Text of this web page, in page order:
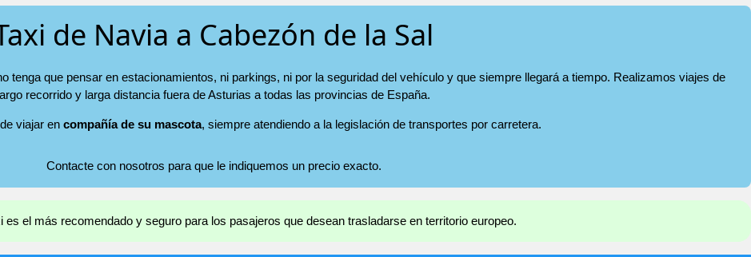
de Navia a Cabezón de la Sal
tenga que pensar en estacionamientos, ni parkings, ni por la seguridad del vehículo y que siempre llegará a tiempo. Realizamos viajes de
recorrido y larga distancia fuera de Asturias a todas las provincias de España.
viajar en compañía de su mascota, siempre atendiendo a la legislación de transportes por carretera.
Contacte con nosotros para que le indiquemos un precio exacto.
es el más recomendado y seguro para los pasajeros que desean trasladarse en territorio europeo.